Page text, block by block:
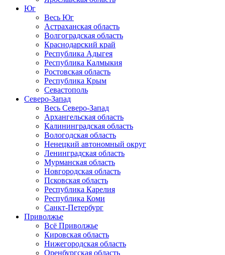
Юг
Весь Юг
Астраханская область
Волгоградская область
Краснодарский край
Республика Адыгея
Республика Калмыкия
Ростовская область
Республика Крым
Севастополь
Северо-Запад
Весь Северо-Запад
Архангельская область
Калининградская область
Вологодская область
Ненецкий автономный округ
Ленинградская область
Мурманская область
Новгородская область
Псковская область
Республика Карелия
Республика Коми
Санкт-Петербург
Приволжье
Всё Приволжье
Кировская область
Нижегородская область
Оренбургская область